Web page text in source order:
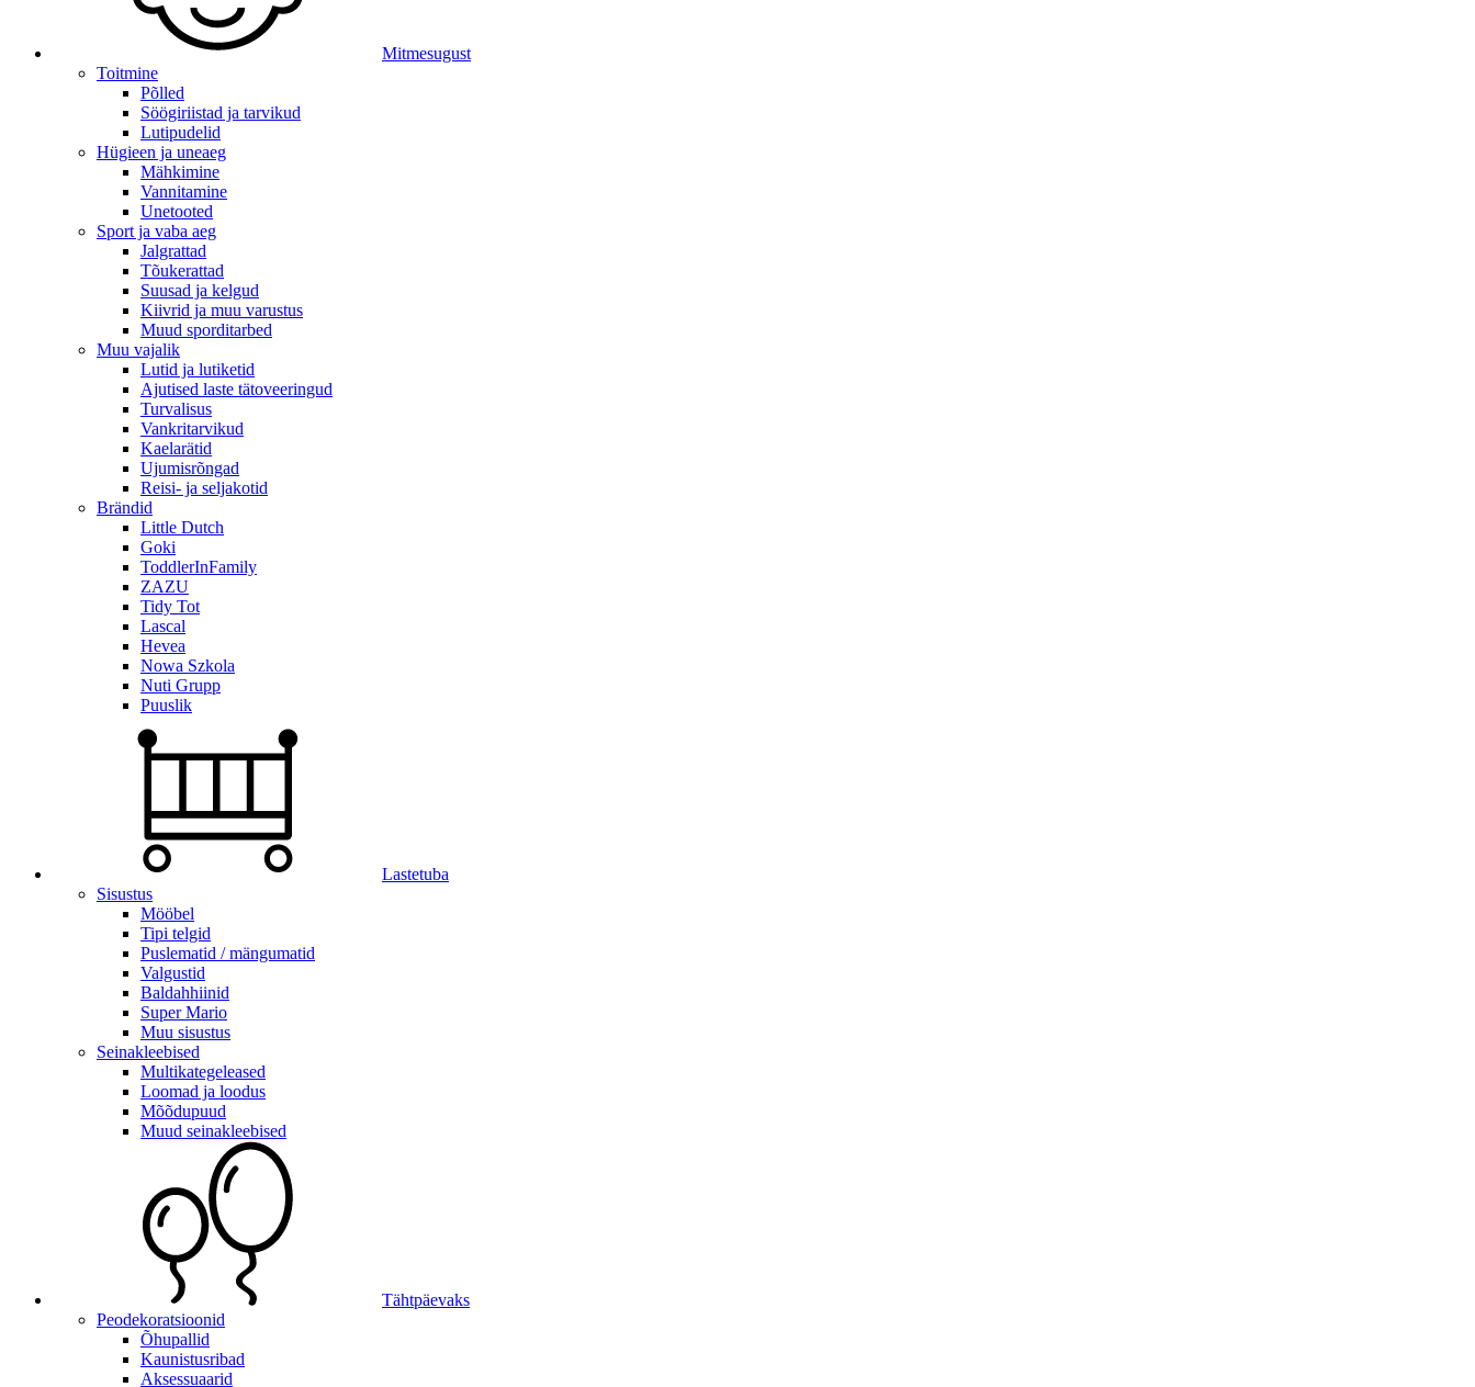
Mitmesugust
Toitmine
Põlled
Söögiriistad ja tarvikud
Lutipudelid
Hügieen ja uneaeg
Mähkimine
Vannitamine
Unetooted
Sport ja vaba aeg
Jalgrattad
Tõukerattad
Suusad ja kelgud
Kiivrid ja muu varustus
Muud sporditarbed
Muu vajalik
Lutid ja lutiketid
Ajutised laste tätoveeringud
Turvalisus
Vankritarvikud
Kaelarätid
Ujumisrõngad
Reisi- ja seljakotid
Brändid
Little Dutch
Goki
ToddlerInFamily
ZAZU
Tidy Tot
Lascal
Hevea
Nowa Szkola
Nuti Grupp
Puuslik
Lastetuba
Sisustus
Mööbel
Tipi telgid
Puslematid / mängumatid
Valgustid
Baldahhiinid
Super Mario
Muu sisustus
Seinakleebised
Multikategeleased
Loomad ja loodus
Mõõdupuud
Muud seinakleebised
Tähtpäevaks
Peodekoratsioonid
Õhupallid
Kaunistusribad
Aksessuaarid